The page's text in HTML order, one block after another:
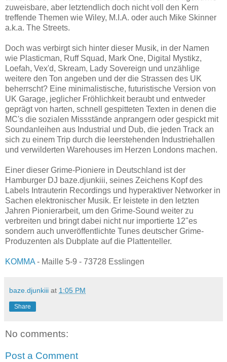
zuweisbare, aber letztendlich doch nicht voll den Kern
treffende Themen wie Wiley, M.I.A. oder auch Mike Skinner
a.k.a. The Streets.
Doch was verbirgt sich hinter dieser Musik, in der Namen
wie Plasticman, Ruff Squad, Mark One, Digital Mystikz,
Loefah, Vex'd, Skream, Lady Sovereign und unzählige
weitere den Ton angeben und der die Strassen des UK
beherrscht? Eine minimalistische, futuristische Version von
UK Garage, jeglicher Fröhlichkeit beraubt und entweder
geprägt von harten, schnell gespitteten Texten in denen die
MC's die sozialen Missstände anprangern oder gespickt mit
Soundanleihen aus Industrial und Dub, die jeden Track an
sich zu einem Trip durch die leerstehenden Industriehallen
und verwilderten Warehouses im Herzen Londons machen.
Einer dieser Grime-Pioniere in Deutschland ist der
Hamburger DJ baze.djunkiii, seines Zeichens Kopf des
Labels Intrauterin Recordings und hyperaktiver Networker in
Sachen elektronischer Musik. Er leistete in den letzten
Jahren Pionierarbeit, um den Grime-Sound weiter zu
verbreiten und bringt dabei nicht nur importierte 12"es
sondern auch unveröffentlichte Tunes deutscher Grime-
Produzenten als Dubplate auf die Plattenteller.
KOMMA - Maille 5-9 - 73728 Esslingen
baze.djunkiii at 1:05 PM
Share
No comments:
Post a Comment